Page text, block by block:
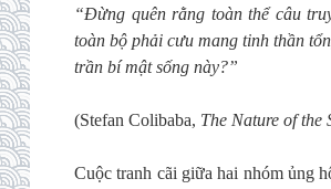
“Đừng quên rằng toàn thể câu
toàn bộ phải cưu mang tinh thần
trần bí mật sống này?”
(Stefan Colibaba, The Nature of the
Cuộc tranh cãi giữa hai nhóm ủng